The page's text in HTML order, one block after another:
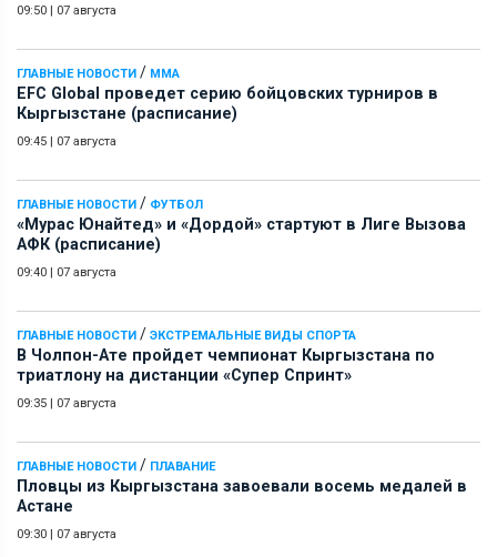
09:50 07 августа
ГЛАВНЫЕ НОВОСТИ / ММА
EFC Global проведет серию бойцовских турниров в
Кыргызстане (расписание)
09:45 07 августа
ГЛАВНЫЕ НОВОСТИ / ФУТБОЛ
«Мурас Юнайтед» и «Дордой» стартуют в Лиге Вызова
АФК (расписание)
09:40 07 августа
ГЛАВНЫЕ НОВОСТИ / ЭКСТРЕМАЛЬНЫЕ ВИДЫ СПОРТА
В Чолпон-Ате пройдет чемпионат Кыргызстана по
триатлону на дистанции «Супер Спринт»
09:35 07 августа
ГЛАВНЫЕ НОВОСТИ / ПЛАВАНИЕ
Пловцы из Кыргызстана завоевали восемь медалей в
Астане
09:30 07 августа